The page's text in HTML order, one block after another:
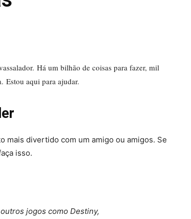
Há um bilhão de coisas para fazer, mil
Estou aqui para ajudar.
mais divertido com um amigo ou amigos. Se
isso.
jogos como Destiny,